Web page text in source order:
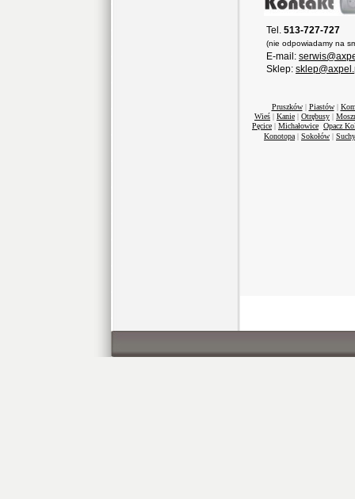
Tel. 513-727-727
(nie odpowiadamy na
E-mail:
Sklep:
Pruszków| Piastów|
Wieś | Kanie | Otrębusy |
Pęcice | Michałowice Opacz
Konotopa | Sokołów |